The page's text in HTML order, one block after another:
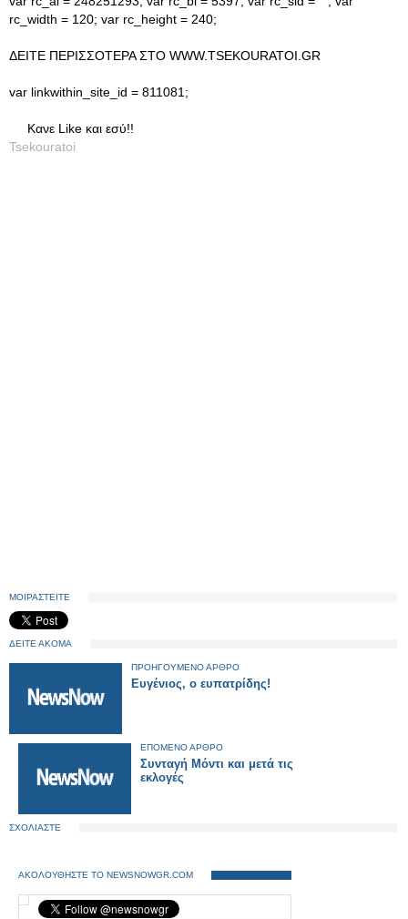
rc_width = 120; var rc_height = 240;
ΔΕΙΤΕ ΠΕΡΙΣΣΟΤΕΡΑ ΣΤΟ WWW.TSEKOURATOI.GR
var linkwithin_site_id = 811081;
Κανε Like και εσύ!!
Tsekouratoi
ΜΟΙΡΑΣΤΕΙΤΕ
ΔΕΙΤΕ ΑΚΟΜΑ
ΠΡΟΗΓΟΥΜΕΝΟ ΑΡΘΡΟ
Ευγένιος, ο ευπατρίδης!
ΕΠΟΜΕΝΟ ΑΡΘΡΟ
Συνταγή Μόντι και μετά τις
εκλογές
ΣΧΟΛΙΑΣΤΕ
ΑΚΟΛΟΥΘΗΣΤΕ ΤΟ NEWSNOWGR.COM